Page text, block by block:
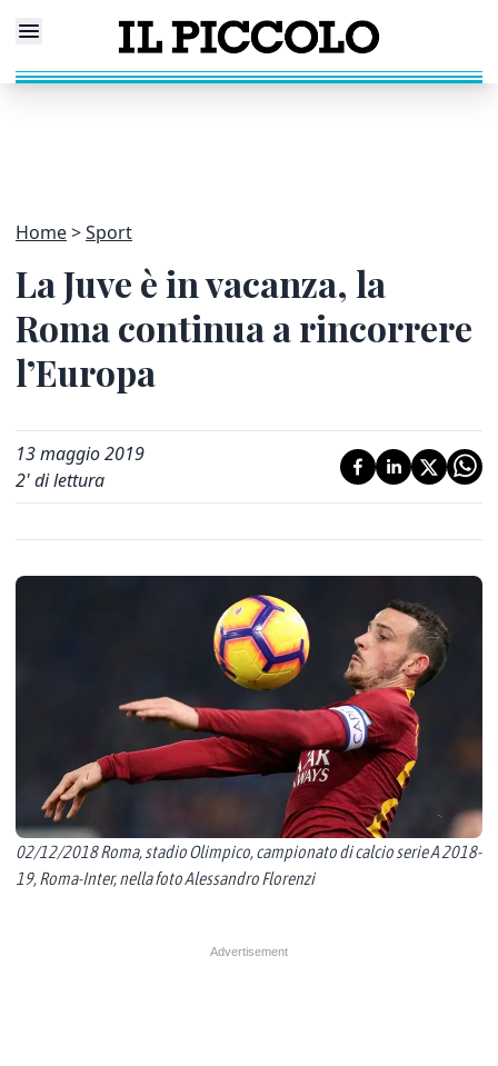
Home Sport
La Juve è in vacanza, la
Roma continua a rincorrere
l’Europa
13 maggio 2019
2' di lettura
02/12/2018 Roma, stadio Olimpico, campionato di calcio serie A 2018-
19, Roma-Inter, nella foto Alessandro Florenzi